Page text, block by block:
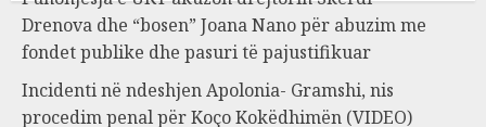
Drenova dhe “bosen” Joana Nano për abuzim me
fondet publike dhe pasuri të pajustifikuar
Incidenti në ndeshjen Apolonia- Gramshi, nis
procedim penal për Koço Kokëdhimën (VIDEO)